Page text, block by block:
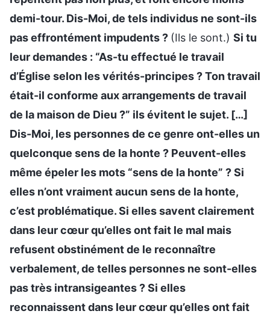
demi-tour. Dis-Moi, de tels individus ne sont-ils
pas effrontément impudents ? (Ils le sont.) Si tu
leur demandes : “As-tu effectué le travail
d’Église selon les vérités-principes ? Ton travail
était-il conforme aux arrangements de travail
de la maison de Dieu ?” ils évitent le sujet. […]
Dis-Moi, les personnes de ce genre ont-elles un
quelconque sens de la honte ? Peuvent-elles
même épeler les mots “sens de la honte” ? Si
elles n’ont vraiment aucun sens de la honte,
c’est problématique. Si elles savent clairement
dans leur cœur qu’elles ont fait le mal mais
refusent obstinément de le reconnaître
verbalement, de telles personnes ne sont-elles
pas très intransigeantes ? Si elles
reconnaissent dans leur cœur qu’elles ont fait